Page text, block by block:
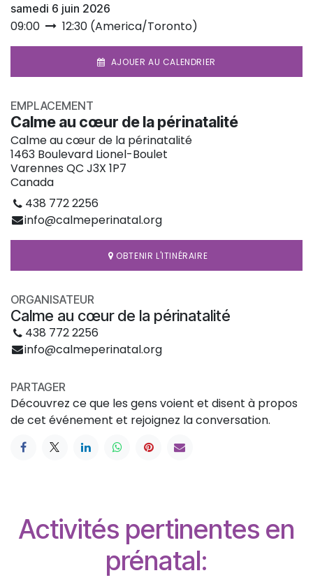
samedi 6 juin 2026
09:00 12:30 (America/Toronto)
AJOUER AU CALENDRIER
EMPLACEMENT
Calme au cœur de la périnatalité
Calme au cœur de la périnatalité
1463 Boulevard Lionel-Boulet
Varennes QC J3X 1P7
Canada
438 772 2256
info@calmeperinatal.org
OBTENIR L'ITINÉRAIRE
ORGANISATEUR
Calme au cœur de la périnatalité
438 772 2256
info@calmeperinatal.org
PARTAGER
Découvrez ce que les gens voient et disent à propos
de cet événement et rejoignez la conversation.
Activités pertinentes en
prénatal: